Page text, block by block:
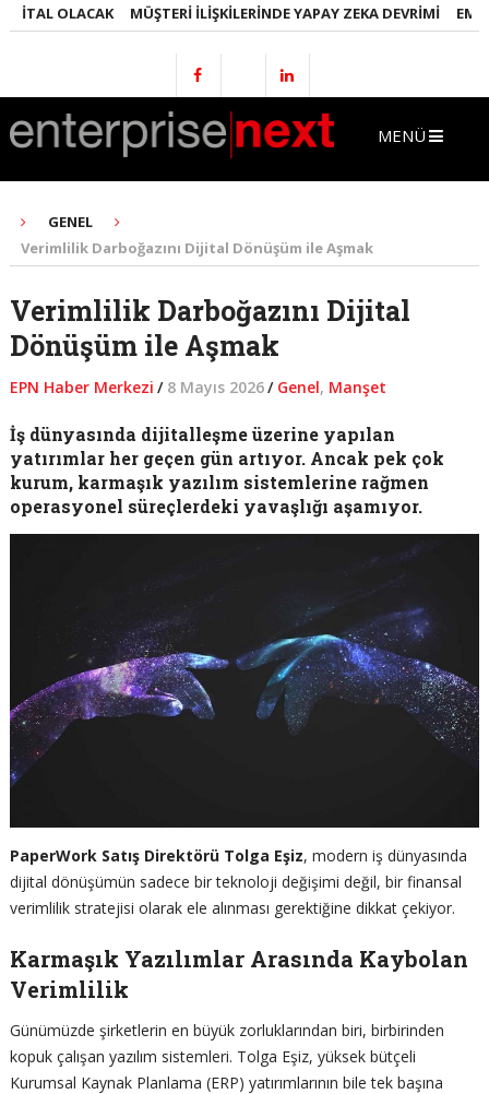
OLACAK MÜŞTERI İLIŞKILERINDE YAPAY ZEKA DEVRIMI
MENÜ
GENEL
Verimlilik Darboğazını Dijital Dönüşüm ile Aşmak
Verimlilik Darboğazını Dijital
Dönüşüm ile Aşmak
EPN Haber Merkezi / 8 Mayıs 2026/ Genel, Manşet
İş dünyasında dijitalleşme üzerine yapılan
yatırımlar her geçen gün artıyor. Ancak pek çok
kurum, karmaşık yazılım sistemlerine rağmen
operasyonel süreçlerdeki yavaşlığı aşamıyor.
PaperWork Satış Direktörü Tolga Eşiz, modern iş dünyasında
dijital dönüşümün sadece bir teknoloji değişimi değil, bir finansal
verimlilik stratejisi olarak ele alınması gerektiğine dikkat çekiyor.
Karmaşık Yazılımlar Arasında Kaybolan
Verimlilik
Günümüzde şirketlerin en büyük zorluklarından biri, birbirinden
kopuk çalışan yazılım sistemleri. Tolga Eşiz, yüksek bütçeli
Kurumsal Kaynak Planlama (ERP) yatırımlarının bile tek başına